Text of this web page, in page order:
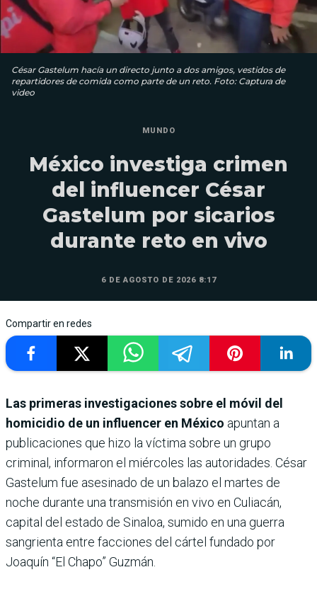
César Gastelum hacía un directo junto a dos amigos, vestidos de
repartidores de comida como parte de un reto. Foto: Captura de
video
MUNDO
México investiga crimen
del influencer César
Gastelum por sicarios
durante reto en vivo
6 DE AGOSTO DE 2026 8:17
Compartir en redes
Las primeras investigaciones sobre el móvil del
homicidio de un influencer en México apuntan a
publicaciones que hizo la víctima sobre un grupo
criminal, informaron el miércoles las autoridades. César
Gastelum fue asesinado de un balazo el martes de
noche durante una transmisión en vivo en Culiacán,
capital del estado de Sinaloa, sumido en una guerra
sangrienta entre facciones del cártel fundado por
Joaquín “El Chapo” Guzmán.